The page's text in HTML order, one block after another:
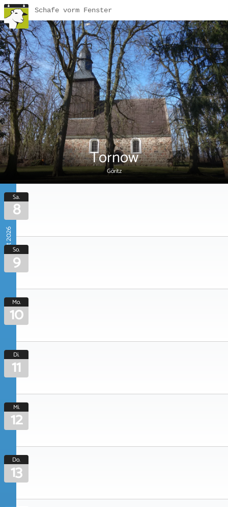
Schafe vorm Fenster
Tornow
Göritz
August 2026
Sa.
8
So.
9
Mo.
10
Di.
11
Mi.
12
Do.
13